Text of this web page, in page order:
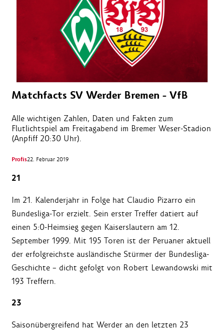
Matchfacts SV Werder Bremen - VfB
Alle wichtigen Zahlen, Daten und Fakten zum
Flutlichtspiel am Freitagabend im Bremer Weser-Stadion
(Anpfiff 20:30 Uhr).
Profis22. Februar 2019
21
Im 21. Kalenderjahr in Folge hat Claudio Pizarro ein
Bundesliga-Tor erzielt. Sein erster Treffer datiert auf
einen 5:0-Heimsieg gegen Kaiserslautern am 12.
September 1999. Mit 195 Toren ist der Peruaner aktuell
der erfolgreichste ausländische Stürmer der Bundesliga-
Geschichte – dicht gefolgt von Robert Lewandowski mit
193 Treffern.
23
Saisonübergreifend hat Werder an den letzten 23